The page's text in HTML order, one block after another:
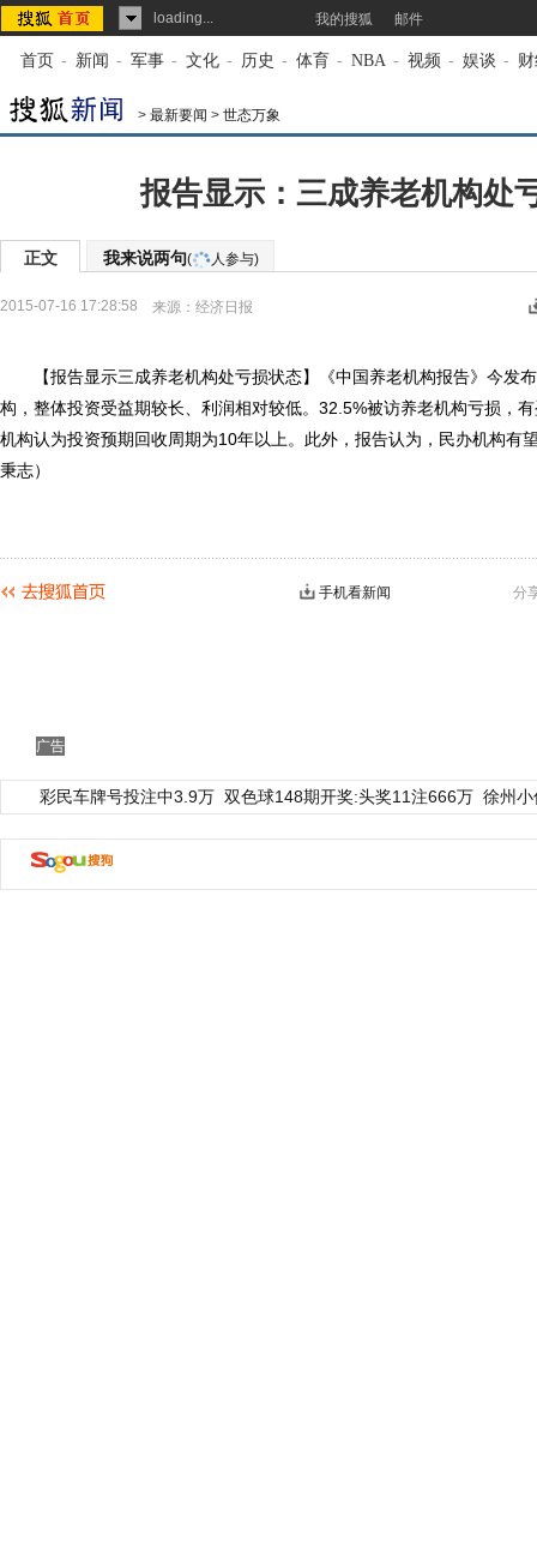
loading... 我的搜狐 邮件
首页 - 新闻 - 军事 - 文化 - 历史 - 体育 - NBA - 视频 - 娱谈 -
> 最新要闻 > 世态万象
报告显示：三成养老机构处
正文 我来说两句( 人参与)
2015-07-16 17:28:58 来源： 经济日报
【报告显示三成养老机构处亏损状态】《中国养老机构报告》今发
构，整体投资受益期较长、利润相对较低。32.5%被访养老机构亏损，
机构认为投资预期回收周期为10年以上。此外，报告认为，民办机构有
秉志）
分
手机看新闻
广告
彩民车牌号投注中3.9万 双色球148期开奖:头奖11注666万 徐州